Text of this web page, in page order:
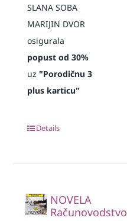
SLANA SOBA
MARIJIN DVOR
osigurala
popust od 30%
uz "Porodičnu 3
plus karticu"
Details
NOVELA
Računovodstvo